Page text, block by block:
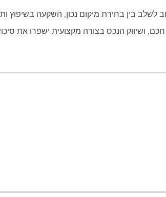
בין בחירת מיקום נכון, השקעה בשיפוץ
ושיווק הנכס בצורה מקצועית ישפרו את